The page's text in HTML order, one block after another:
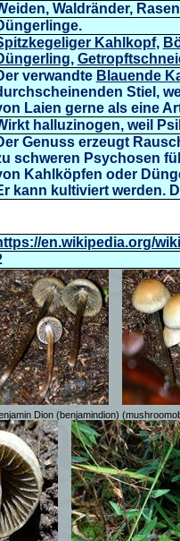
Waldränder,
Kahlkopf,
,
verwandte Blauende
Stiel,
Laien gerne als eine
halluzinogen, weil
Genuss erzeugt
schweren Psychosen
Kahlköpfen oder
kann kultiviert werden.
en.wikipedia.org/
Dion (benjamindion)